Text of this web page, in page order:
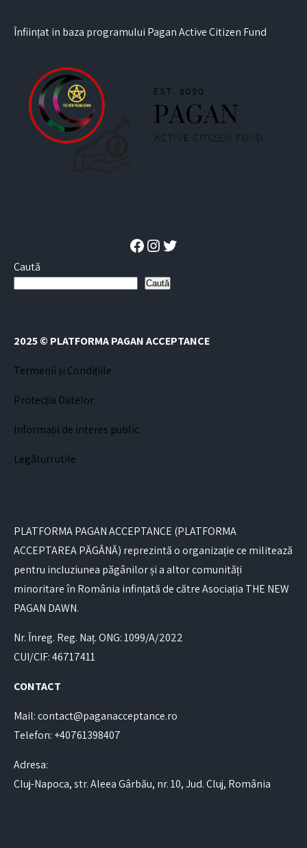
Înființat in baza programului Pagan Active Citizen Fund
Facebook
Instagram
Caută
Caută
2025 © PLATFORMA PAGAN ACCEPTANCE
Termenii și Condițiile
Protecția Datelor
Informații de interes public
Legături utile
PLATFORMA PAGAN ACCEPTANCE (PLATFORMA
ACCEPTAREA PĂGÂNĂ) reprezintă o organizație ce militează
pentru incluziunea păgânilor și a altor comunități
minoritare în România infințată de către Asociația THE NEW
PAGAN DAWN.
Nr. Înreg. Reg. Naț. ONG: 1099/A/2022
CUI/CIF: 46717411
CONTACT
Mail: contact@paganacceptance.ro
Telefon: +40761398407
Adresa:
Cluj-Napoca, str. Aleea Gârbău, nr. 10, Jud. Cluj, România